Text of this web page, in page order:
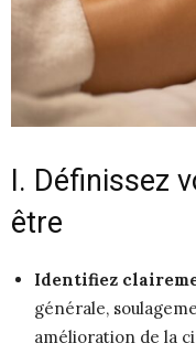
I. Définissez
être
Identifiez
générale,
amélioration de la